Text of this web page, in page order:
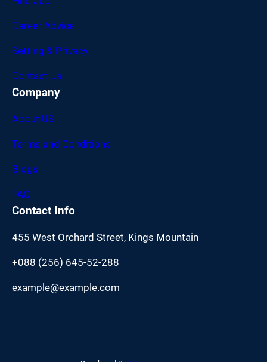
Career Advice
Setting & Privacy
Contact Us
Company
About US
Terms and Conditions
Blogs
FAQ
Contact Info
455 West Orchard Street, Kings Mountain
+088 (256) 645-52-288
example@example.com